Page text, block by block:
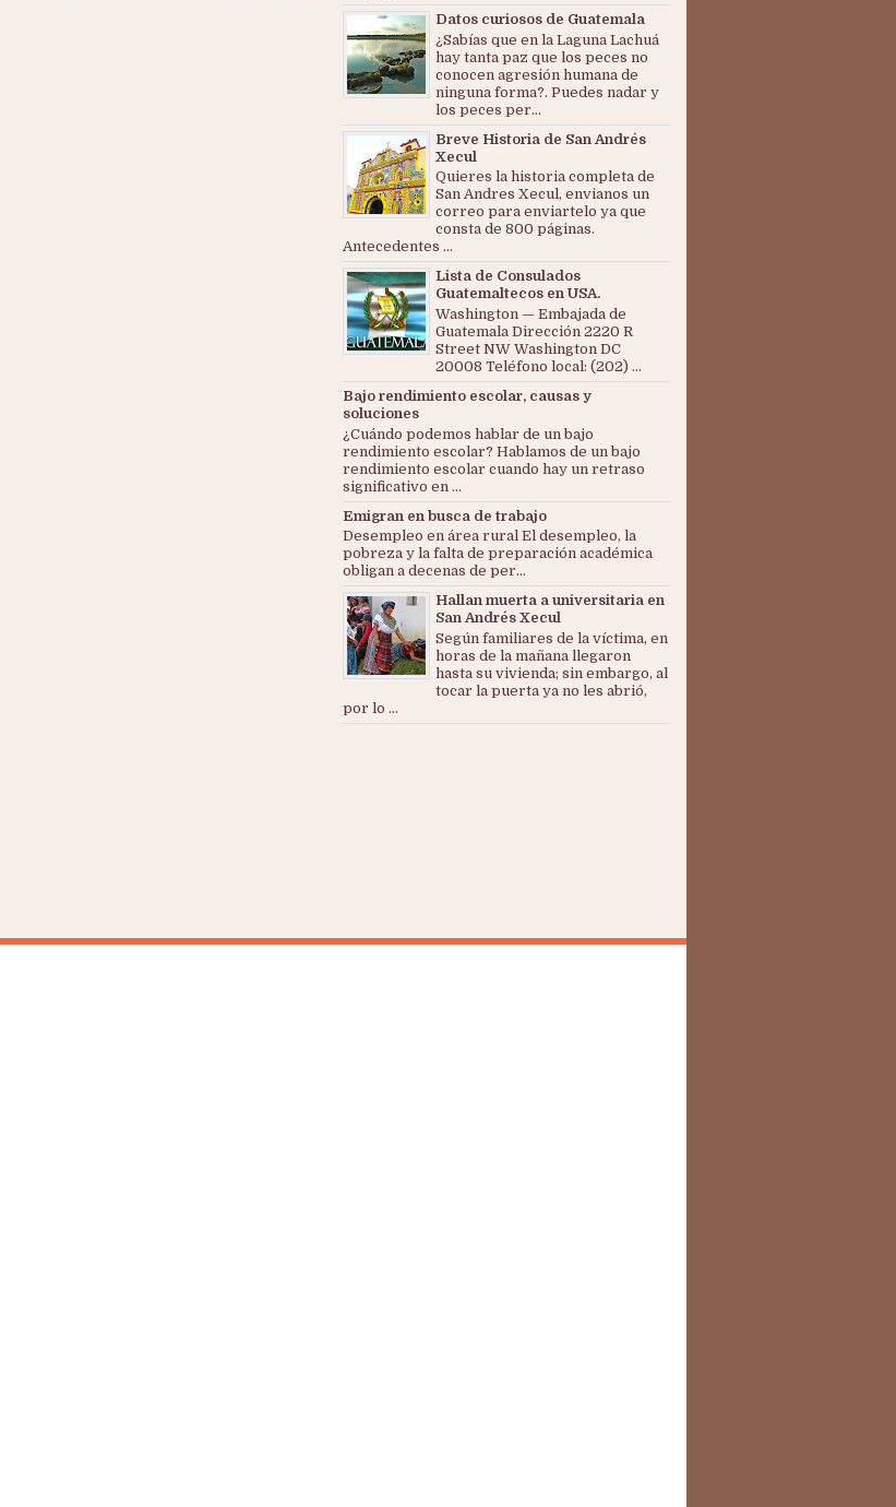
Datos curiosos de Guatemala
¿Sabías que en la Laguna Lachuá
hay tanta paz que los peces no
conocen agresión humana de
ninguna forma?. Puedes nadar y
los peces per...
Breve Historia de San Andrés
Xecul
Quieres la historia completa de
San Andres Xecul, envianos un
correo para enviartelo ya que
consta de 800 páginas.
Antecedentes ...
Lista de Consulados
Guatemaltecos en USA.
Washington — Embajada de
Guatemala Dirección 2220 R
Street NW Washington DC
20008 Teléfono local: (202) ...
Bajo rendimiento escolar, causas y
soluciones
¿Cuándo podemos hablar de un bajo
rendimiento escolar? Hablamos de un bajo
rendimiento escolar cuando hay un retraso
significativo en ...
Emigran en busca de trabajo
Desempleo en área rural El desempleo, la
pobreza y la falta de preparación académica
obligan a decenas de per...
Hallan muerta a universitaria en
San Andrés Xecul
Según familiares de la víctima, en
horas de la mañana llegaron
hasta su vivienda; sin embargo, al
tocar la puerta ya no les abrió,
por lo ...